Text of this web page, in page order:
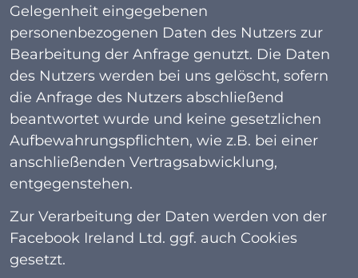
Gelegenheit eingegebenen
personenbezogenen Daten des Nutzers zur
Bearbeitung der Anfrage genutzt. Die Daten
des Nutzers werden bei uns gelöscht, sofern
die Anfrage des Nutzers abschließend
beantwortet wurde und keine gesetzlichen
Aufbewahrungspflichten, wie z.B. bei einer
anschließenden Vertragsabwicklung,
entgegenstehen.
Zur Verarbeitung der Daten werden von der
Facebook Ireland Ltd. ggf. auch Cookies
gesetzt.